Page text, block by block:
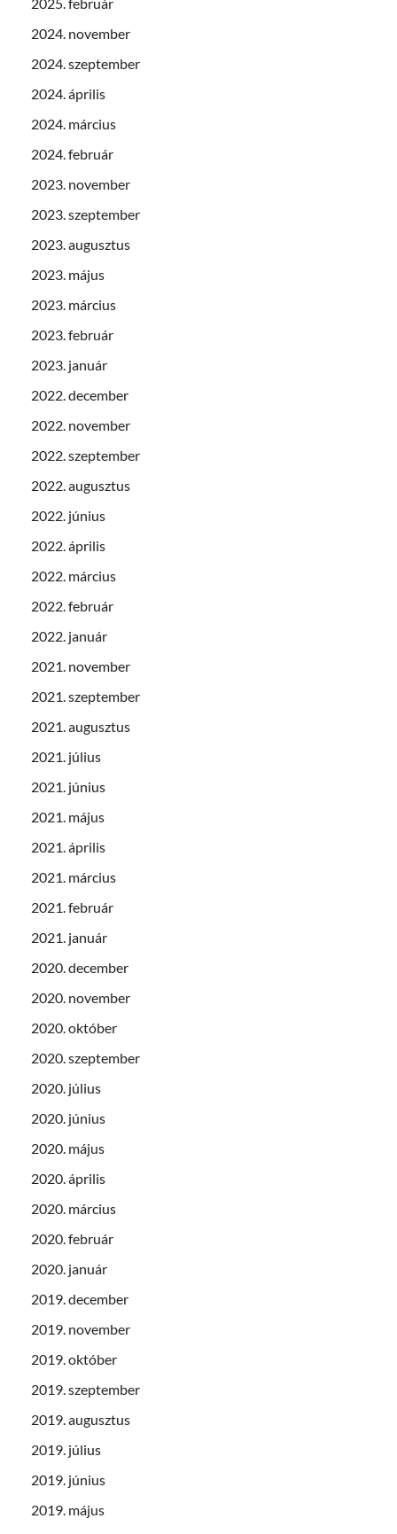
2024. november
2024. szeptember
2024. április
2024. március
2024. február
2023. november
2023. szeptember
2023. augusztus
2023. május
2023. március
2023. február
2023. január
2022. december
2022. november
2022. szeptember
2022. augusztus
2022. június
2022. április
2022. március
2022. február
2022. január
2021. november
2021. szeptember
2021. augusztus
2021. július
2021. június
2021. május
2021. április
2021. március
2021. február
2021. január
2020. december
2020. november
2020. október
2020. szeptember
2020. július
2020. június
2020. május
2020. április
2020. március
2020. február
2020. január
2019. december
2019. november
2019. október
2019. szeptember
2019. augusztus
2019. július
2019. június
2019. május